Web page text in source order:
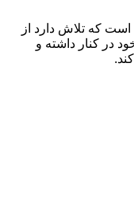
که تلاش دارد از
در کنار داشته و